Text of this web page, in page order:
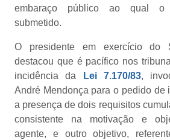
embaraço público ao qual o
submetido.
O presidente em exercício do
destacou que é pacífico nos
incidência da
Lei 7.170/83​,
André Mendonça para o pedido de
a presença de dois requisitos
consistente na motivação e
agente, e outro objetivo,